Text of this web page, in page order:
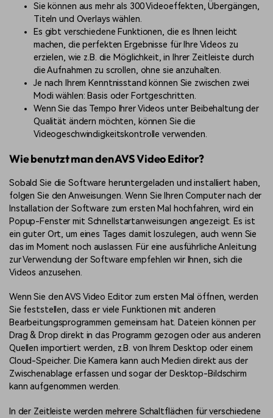
Sie können aus mehr als 300 Videoeffekten, Übergängen,
Titeln und Overlays wählen.
Es gibt verschiedene Funktionen, die es Ihnen leicht
machen, die perfekten Ergebnisse für Ihre Videos zu
erzielen, wie z.B. die Möglichkeit, in Ihrer Zeitleiste durch
die Aufnahmen zu scrollen, ohne sie anzuhalten.
Je nach Ihrem Kenntnisstand können Sie zwischen zwei
Modi wählen: Basis oder Fortgeschritten.
Wenn Sie das Tempo Ihrer Videos unter Beibehaltung der
Qualität ändern möchten, können Sie die
Videogeschwindigkeitskontrolle verwenden.
Wie benutzt man den AVS Video Editor?
Sobald Sie die Software heruntergeladen und installiert haben,
folgen Sie den Anweisungen. Wenn Sie Ihren Computer nach der
Installation der Software zum ersten Mal hochfahren, wird ein
Popup-Fenster mit Schnellstartanweisungen angezeigt. Es ist
ein guter Ort, um eines Tages damit loszulegen, auch wenn Sie
das im Moment noch auslassen. Für eine ausführliche Anleitung
zur Verwendung der Software empfehlen wir Ihnen, sich die
Videos anzusehen.
Wenn Sie den AVS Video Editor zum ersten Mal öffnen, werden
Sie feststellen, dass er viele Funktionen mit anderen
Bearbeitungsprogrammen gemeinsam hat. Dateien können per
Drag & Drop direkt in das Programm gezogen oder aus anderen
Quellen importiert werden, z.B. von Ihrem Desktop oder einem
Cloud-Speicher. Die Kamera kann auch Medien direkt aus der
Zwischenablage erfassen und sogar der Desktop-Bildschirm
kann aufgenommen werden.
In der Zeitleiste werden mehrere Schaltflächen für verschiedene